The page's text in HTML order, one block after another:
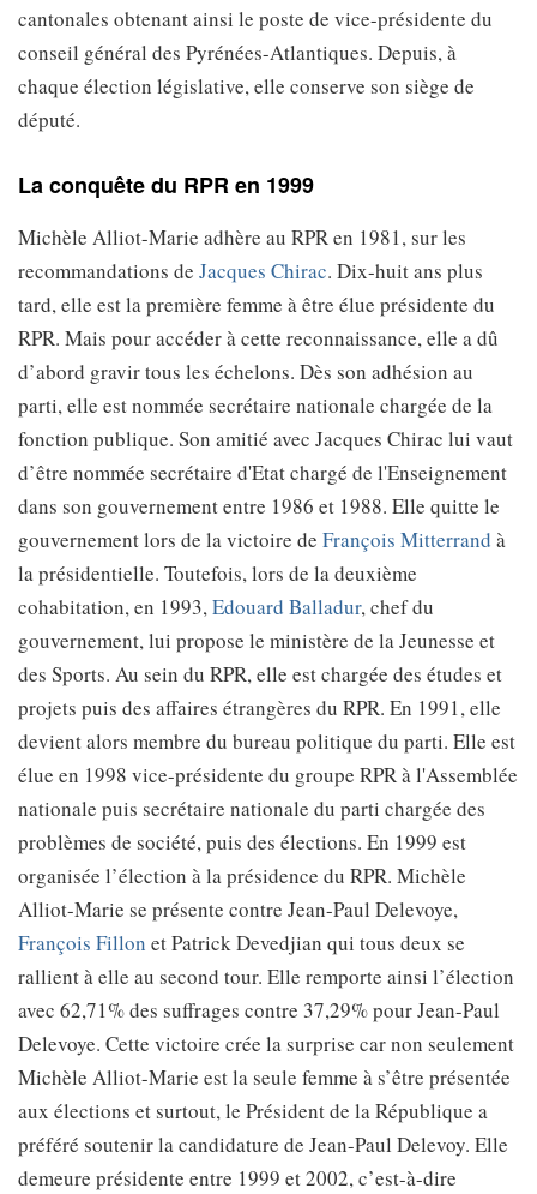
cantonales obtenant ainsi le poste de vice-présidente du
conseil général des Pyrénées-Atlantiques. Depuis, à
chaque élection législative, elle conserve son siège de
député.
La conquête du RPR en 1999
Michèle Alliot-Marie adhère au RPR en 1981, sur les
recommandations de Jacques Chirac. Dix-huit ans plus
tard, elle est la première femme à être élue présidente du
RPR. Mais pour accéder à cette reconnaissance, elle a dû
d’abord gravir tous les échelons. Dès son adhésion au
parti, elle est nommée secrétaire nationale chargée de la
fonction publique. Son amitié avec Jacques Chirac lui vaut
d’être nommée secrétaire d'Etat chargé de l'Enseignement
dans son gouvernement entre 1986 et 1988. Elle quitte le
gouvernement lors de la victoire de François Mitterrand à
la présidentielle. Toutefois, lors de la deuxième
cohabitation, en 1993,Edouard Balladur, chef du
gouvernement, lui propose le ministère de la Jeunesse et
des Sports. Au sein du RPR, elle est chargée des études et
projets puis des affaires étrangères du RPR. En 1991, elle
devient alors membre du bureau politique du parti. Elle est
élue en 1998 vice-présidente du groupe RPR à l'Assemblée
nationale puis secrétaire nationale du parti chargée des
problèmes de société, puis des élections. En 1999 est
organisée l’élection à la présidence du RPR. Michèle
Alliot-Marie se présente contre Jean-Paul Delevoye,
François Fillon et Patrick Devedjian qui tous deux se
rallient à elle au second tour. Elle remporte ainsi l’élection
avec 62,71% des suffrages contre 37,29% pour Jean-Paul
Delevoye. Cette victoire crée la surprise car non seulement
Michèle Alliot-Marie est la seule femme à s’être présentée
aux élections et surtout, le Président de la République a
préféré soutenir la candidature de Jean-Paul Delevoy. Elle
demeure présidente entre 1999 et 2002, c’est-à-dire